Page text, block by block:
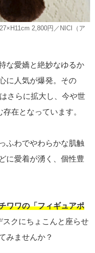
2,800円／NICI（ア
な愛嬌と絶妙なゆるか
に人気が爆発。その
さらに拡大し、今や世
在となっています。
ふわでやわらかな肌触
に愛着が湧く、個性豊
ワワの「フィギュアポ
クにちょこんと座らせ
みませんか？